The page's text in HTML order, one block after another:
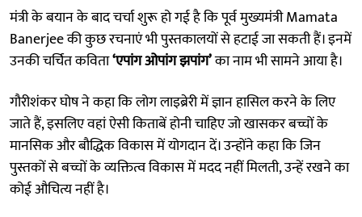
मंत्री के बयान के बाद चर्चा शुरू हो गई है कि पूर्व मुख्यमंत्री Mamata
Banerjee की कुछ रचनाएं भी पुस्तकालयों से हटाई जा सकती हैं। इनमें
उनकी चर्चित कविता‘एपांग ओपांग झपांग’का नाम भी सामने आया है।
गौरीशंकर घोष ने कहा कि लोग लाइब्रेरी में ज्ञान हासिल करने के लिए
जाते हैं, इसलिए वहां ऐसी किताबें होनी चाहिए जो खासकर बच्चों के
मानसिक और बौद्धिक विकास में योगदान दें। उन्होंने कहा कि जिन
पुस्तकों से बच्चों के व्यक्तित्व विकास में मदद नहीं मिलती, उन्हें रखने का
कोई औचित्य नहीं है।